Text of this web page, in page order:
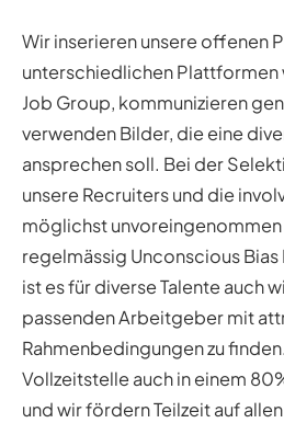
Wir inserieren unsere offenen
unterschiedlichen Plattformen
Job Group, kommunizieren
verwenden Bilder, die eine
ansprechen soll. Bei der
unsere Recruiters und die
möglichst unvoreingenommen
regelmässig Unconscious
ist es für diverse Talente auch
passenden Arbeitgeber mit
Rahmenbedingungen zu
Vollzeitstelle auch in einem
und wir fördern Teilzeit auf